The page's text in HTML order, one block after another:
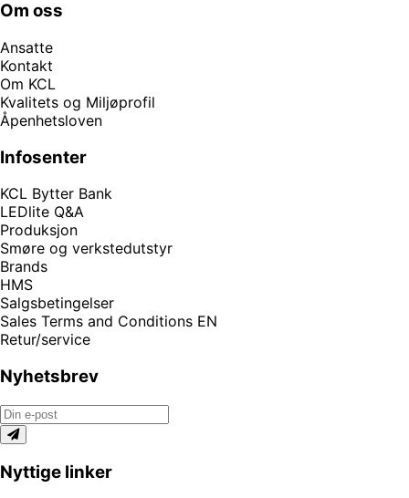
Om oss
Ansatte
Kontakt
Om KCL
Kvalitets og Miljøprofil
Åpenhetsloven
Infosenter
KCL Bytter Bank
LEDlite Q&A
Produksjon
Smøre og verkstedutstyr
Brands
HMS
Salgsbetingelser
Sales Terms and Conditions EN
Retur/service
Nyhetsbrev
Nyttige linker